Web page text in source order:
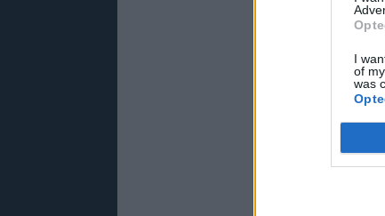
I
of
was